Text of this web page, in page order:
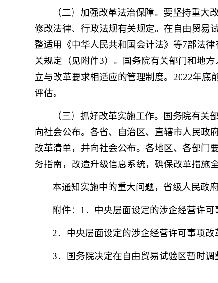
（二）加强改革法治保障。要坚持重
修改法律、行政法规有关规定。在自由贸易
整适用《中华人民共和国会计法》等7部法
关规定（见附件3）。国务院有关部门和地
立与改革要求相适应的管理制度。2022年
评估。
（三）抓好改革实施工作。国务院有
向社会公布。各省、自治区、直辖市人民政
改革清单，并向社会公布。各地区、各部门
务指南，改造升级信息系统，确保改革措施
本通知实施中的重大问题，省级人民政
附件：1．中央层面设定的涉企经营许
2．中央层面设定的涉企经营许可事项
3．国务院决定在自由贸易试验区暂时